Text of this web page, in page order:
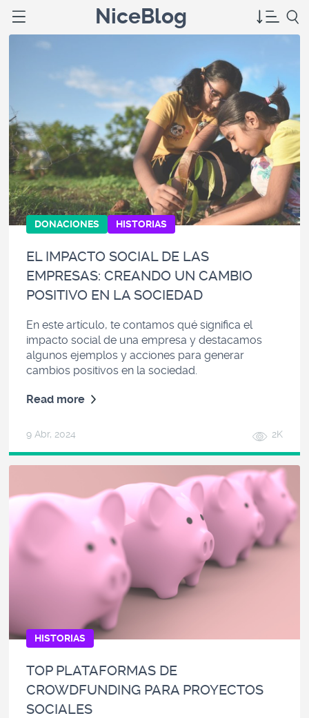
NiceBlog
DONACIONES HISTORIAS
EL IMPACTO SOCIAL DE LAS
EMPRESAS: CREANDO UN CAMBIO
POSITIVO EN LA SOCIEDAD
En este artículo, te contamos qué significa el
impacto social de una empresa y destacamos
algunos ejemplos y acciones para generar
cambios positivos en la sociedad.
Read more
9 Abr, 2024 2K
HISTORIAS
TOP PLATAFORMAS DE
CROWDFUNDING PARA PROYECTOS
SOCIALES